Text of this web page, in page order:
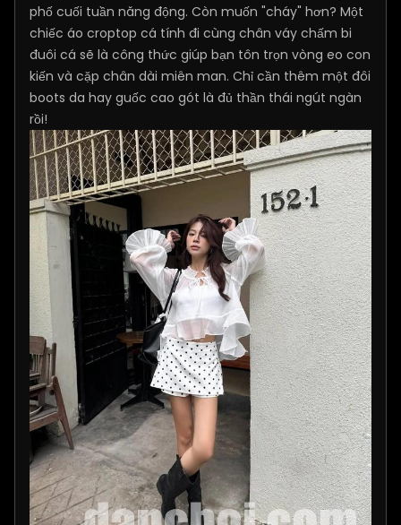
phố cuối tuần năng động. Còn muốn "cháy" hơn? Một
chiếc áo croptop cá tính đi cùng chân váy chấm bi
đuôi cá sẽ là công thức giúp bạn tôn trọn vòng eo con
kiến và cặp chân dài miên man. Chỉ cần thêm một đôi
boots da hay guốc cao gót là đủ thần thái ngút ngàn
rồi!